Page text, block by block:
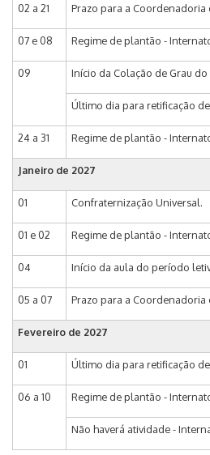
02 a 21 Prazo para a Coordenadoria
07 e 08 Regime de plantão -
09 Início da Colação de Grau
Último dia para retificação
24 a 31 Regime de plantão -
Janeiro de 2027
01 Confraternização Universal.
01 e 02 Regime de plantão -
04 Início da aula do período
05 a 07 Prazo para a Coordenadoria
Fevereiro de 2027
01 Último dia para retificação
06 a 10 Regime de plantão -
Não haverá atividade -